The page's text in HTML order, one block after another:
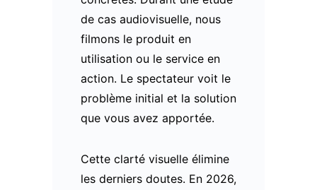
de cas audiovisuelle, nous
filmons le produit en
utilisation ou le service en
action. Le spectateur voit le
problème initial et la solution
que vous avez apportée.
Cette clarté visuelle élimine
les derniers doutes. En 2026,